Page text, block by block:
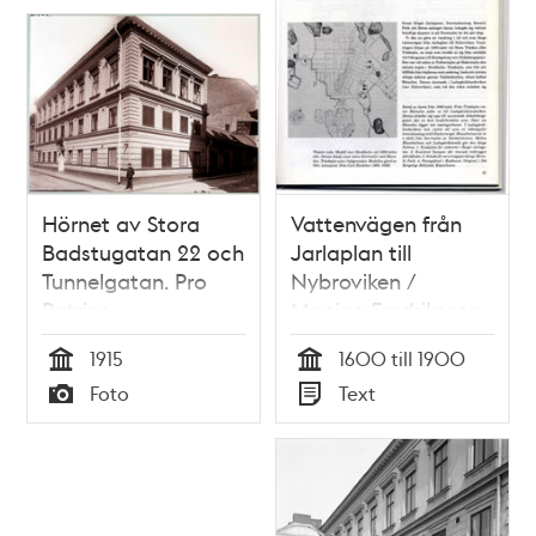
Hörnet av Stora
Badstugatan 22 och
Tunnelgatan. Pro
Patrias
barnbördshus
Tid
1915
Typ
Foto
Vattenvägen från
Jarlaplan till
Nybroviken /
Monica Fredriksson
Tid
1600 till 1900
Typ
Text